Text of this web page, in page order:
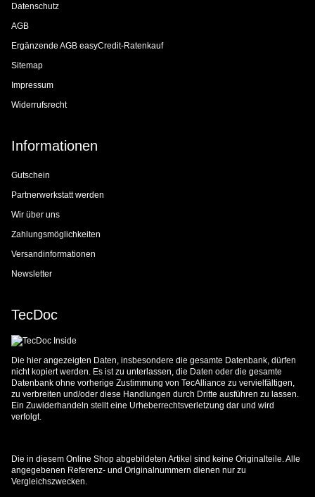
Datenschutz
AGB
Ergänzende AGB easyCredit-Ratenkauf
Sitemap
Impressum
Widerrufsrecht
Informationen
Gutschein
Partnerwerkstatt werden
Wir über uns
Zahlungsmöglichkeiten
Versandinformationen
Newsletter
TecDoc
Die hier angezeigten Daten, insbesondere die gesamte Datenbank, dürfen
nicht kopiert werden. Es ist zu unterlassen, die Daten oder die gesamte
Datenbank ohne vorherige Zustimmung von TecAlliance zu vervielfältigen,
zu verbreiten und/oder diese Handlungen durch Dritte ausführen zu lassen.
Ein Zuwiderhandeln stellt eine Urheberrechtsverletzung dar und wird
verfolgt.
Die in diesem Online Shop abgebildeten Artikel sind keine Originalteile. Alle
angegebenen Referenz- und Originalnummern dienen nur zu
Vergleichszwecken.